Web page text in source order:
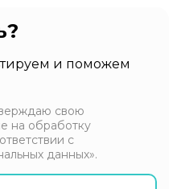
и поможем
свою
на обработку
с
данных».